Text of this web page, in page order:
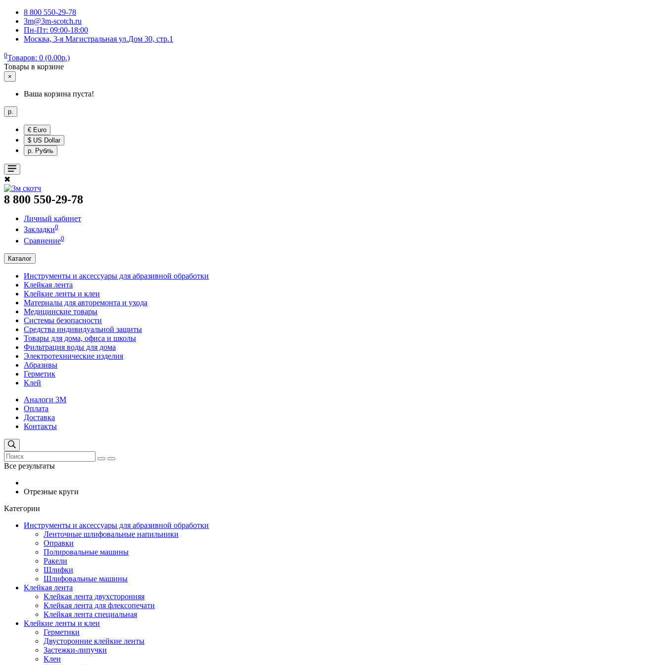
8 800 550-29-78
3m@3m-scotch.ru
Пн-Пт: 09:00-18:00
Москва, 3-я Магистральная ул.Дом 30, стр.1
0Товаров: 0 (0.00р.)
Товары в корзине
×
Ваша корзина пуста!
р.
€ Euro
$ US Dollar
р. Рубль
✖
8 800 550-29-78
Личный кабинет
Закладки0
Сравнение0
Каталог
Инструменты и аксессуары для абразивной обработки
Клейкая лента
Клейкие ленты и клеи
Материалы для авторемонта и ухода
Медицинские товары
Системы безопасности
Средства индивидуальной защиты
Товары для дома, офиса и школы
Фильтрация воды для дома
Электротехнические изделия
Абразивы
Герметик
Клей
Аналоги 3М
Оплата
Доставка
Контакты
Все результаты
Отрезные круги
Категории
Инструменты и аксессуары для абразивной обработки
Ленточные шлифовальные напильники
Оправки
Полировальные машины
Ракели
Шлифки
Шлифовальные машины
Клейкая лента
Клейкая лента двухсторонняя
Клейкая лента для флексопечати
Клейкая лента специальная
Клейкие ленты и клеи
Герметики
Двусторонние клейкие ленты
Застежки-липучки
Клеи